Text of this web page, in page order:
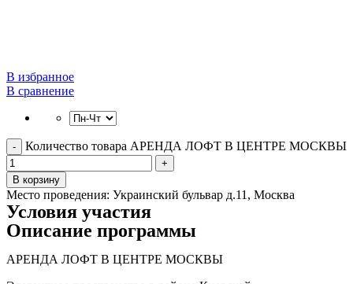
В избранное
В сравнение
Количество товара АРЕНДА ЛОФТ В ЦЕНТРЕ МОСКВЫ
В корзину
Место проведения: Украинский бульвар д.11, Москва
Условия участия
Описание программы
АРЕНДА ЛОФТ В ЦЕНТРЕ МОСКВЫ